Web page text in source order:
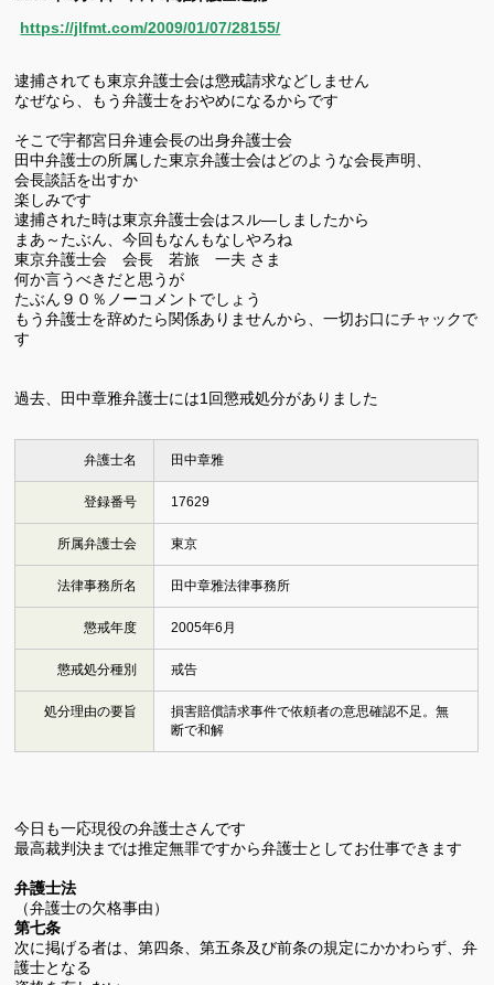
https://jlfmt.com/2009/01/07/28155/
逮捕されても東京弁護士会は懲戒請求などしません
なぜなら、もう弁護士をおやめになるからです
そこで宇都宮日弁連会長の出身弁護士会
田中弁護士の所属した東京弁護士会はどのような会長声明、
会長談話を出すか
楽しみです
逮捕された時は東京弁護士会はスル―しましたから
まあ～たぶん、今回もなんもなしやろね
東京弁護士会 会長 若旅 一夫 さま
何か言うべきだと思うが
たぶん９０％ノーコメントでしょう
もう弁護士を辞めたら関係ありませんから、一切お口にチャックで
す
過去、田中章雅弁護士には1回懲戒処分がありました
弁護士名 田中章雅
登録番号 17629
所属弁護士会 東京
法律事務所名 田中章雅法律事務所
懲戒年度 2005年6月
懲戒処分種別 戒告
処分理由の要旨
損害賠償請求事件で依頼者の意思確認不足。無
断で和解
今日も一応現役の弁護士さんです
最高裁判決までは推定無罪ですから弁護士としてお仕事できます
弁護士法
（弁護士の欠格事由）
第七条
次に掲げる者は、第四条、第五条及び前条の規定にかかわらず、弁
護士となる